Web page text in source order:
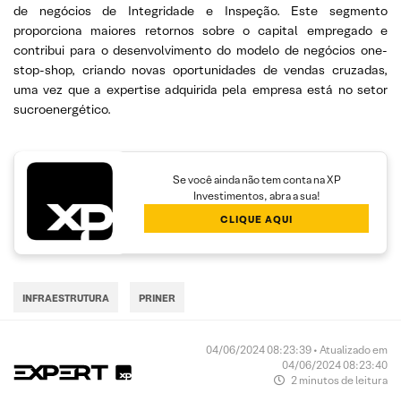
de negócios de Integridade e Inspeção. Este segmento
proporciona maiores retornos sobre o capital empregado e
contribui para o desenvolvimento do modelo de negócios one-
stop-shop, criando novas oportunidades de vendas cruzadas,
uma vez que a expertise adquirida pela empresa está no setor
sucroenergético.
Se você ainda não tem conta na XP
Investimentos, abra a sua!
CLIQUE AQUI
INFRAESTRUTURA PRINER
04/06/2024 08:23:39 • Atualizado em
04/06/2024 08:23:40
2 minutos de leitura